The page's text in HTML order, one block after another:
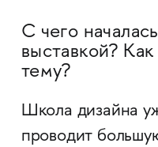
С чего
выставкой?
тему?
Школа дизайна
проводит